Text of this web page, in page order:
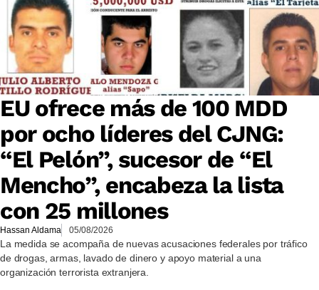
EU ofrece más de 100 MDD
por ocho líderes del CJNG:
“El Pelón”, sucesor de “El
Mencho”, encabeza la lista
con 25 millones
Hassan Aldama 05/08/2026
La medida se acompaña de nuevas acusaciones federales por tráfico
de drogas, armas, lavado de dinero y apoyo material a una
organización terrorista extranjera.